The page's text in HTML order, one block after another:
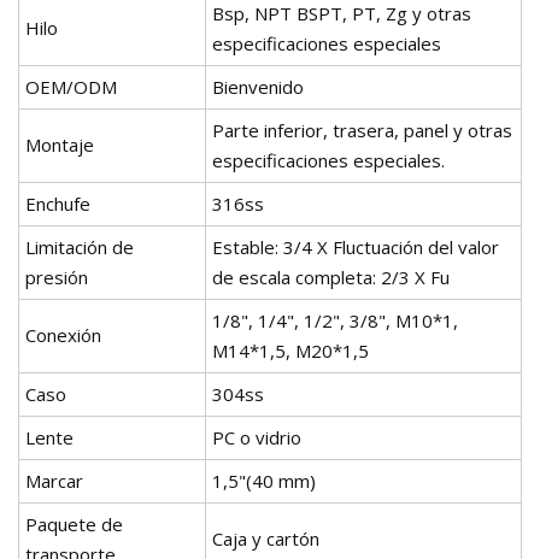
Hilo
Bsp, NPT BSPT, PT, Zg y otras
especificaciones especiales
OEM/ODM
Bienvenido
Montaje
Parte inferior, trasera, panel y otras
especificaciones especiales.
Enchufe
316ss
Limitación de
presión
Estable: 3/4 X Fluctuación del valor
de escala completa: 2/3 X Fu
Conexión
1/8", 1/4", 1/2", 3/8", M10*1,
M14*1,5, M20*1,5
Caso
304ss
Lente
PC o vidrio
Marcar
1,5"(40 mm)
Paquete de
Caja y cartón